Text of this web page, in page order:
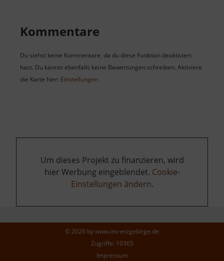
Kommentare
Du siehst keine Kommentare, da du diese Funktion deaktiviert
hast. Du kannst ebenfalls keine Bewertungen schreiben. Aktiviere
die Karte hier: Einstellungen
Um dieses Projekt zu finanzieren, wird
hier Werbung eingeblendet. Cookie-
Einstellungen ändern.
© 2026 bywww.ins-erzgebirge.de
Zugriffe: 10365
Impressum